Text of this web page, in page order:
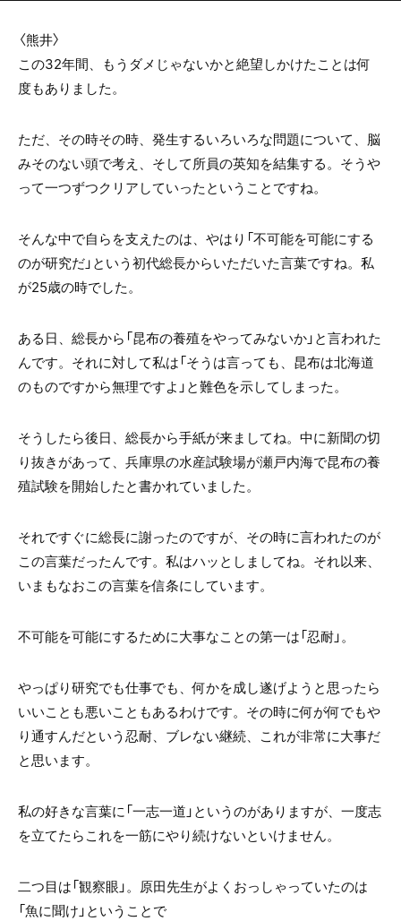
〈熊井〉
この32年間、もうダメじゃないかと絶望しかけたことは何
度もありました。
ただ、その時その時、発生するいろいろな問題について、脳
みそのない頭で考え、そして所員の英知を結集する。そうや
って一つずつクリアしていったということですね。
そんな中で自らを支えたのは、やはり「不可能を可能にする
のが研究だ」という初代総長からいただいた言葉ですね。私
が25歳の時でした。
ある日、総長から「昆布の養殖をやってみないか」と言われた
んです。それに対して私は「そうは言っても、昆布は北海道
のものですから無理ですよ」と難色を示してしまった。
そうしたら後日、総長から手紙が来ましてね。中に新聞の切
り抜きがあって、兵庫県の水産試験場が瀬戸内海で昆布の養
殖試験を開始したと書かれていました。
それですぐに総長に謝ったのですが、その時に言われたのが
この言葉だったんです。私はハッとしましてね。それ以来、
いまもなおこの言葉を信条にしています。
不可能を可能にするために大事なことの第一は「忍耐」。
やっぱり研究でも仕事でも、何かを成し遂げようと思ったら
いいことも悪いこともあるわけです。その時に何が何でもや
り通すんだという忍耐、ブレない継続、これが非常に大事だ
と思います。
私の好きな言葉に「一志一道」というのがありますが、一度志
を立てたらこれを一筋にやり続けないといけません。
二つ目は「観察眼」。原田先生がよくおっしゃっていたのは
「魚に聞け」ということで